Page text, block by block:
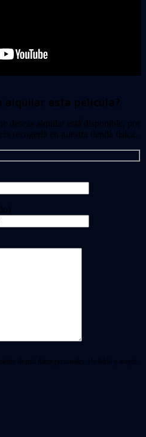
alquilar esta película?
deseas alquilar está disponible, por
recogerla en nuestra tienda física.
de mis datos personales. He leído y acepto